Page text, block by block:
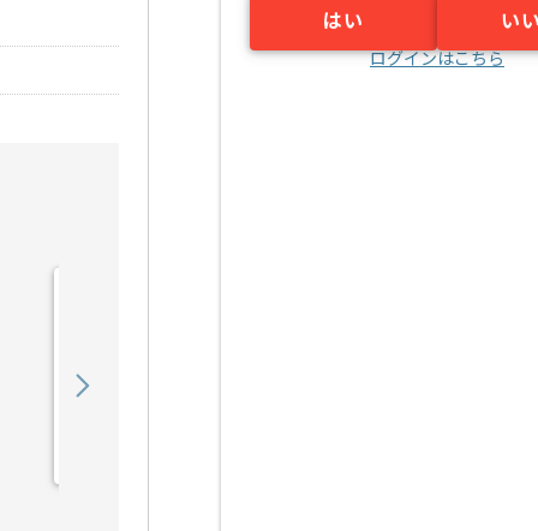
はい い
ログインはこちら